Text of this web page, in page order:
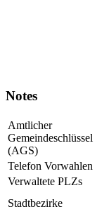
Notes
Amtlicher
Gemeindeschlüssel
(AGS)
Telefon Vorwahlen
Verwaltete PLZs
Stadtbezirke